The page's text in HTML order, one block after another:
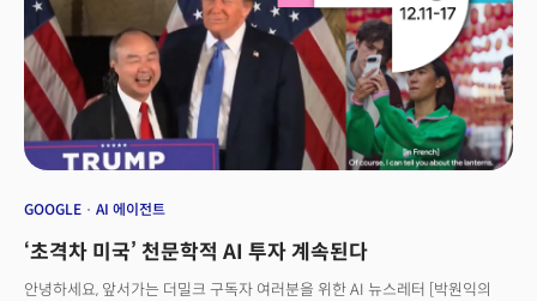
GOOGLE AI 에이전트
‘초격차 미국’ 천문학적 AI 투자 계속된다
안녕하세요, 앞서가는 더밀크 구독자 여러분을 위한 AI 뉴스레터 [박원익의